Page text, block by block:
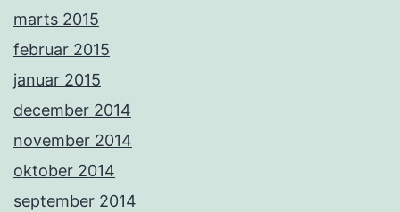
marts 2015
februar 2015
januar 2015
december 2014
november 2014
oktober 2014
september 2014